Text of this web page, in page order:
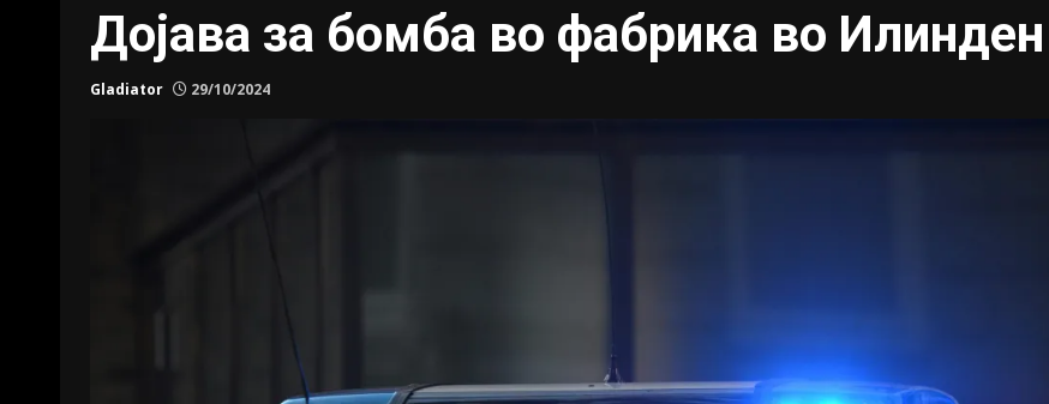
Дојава за бомба во фабрика во Илинден
Gladiator 29/10/2024